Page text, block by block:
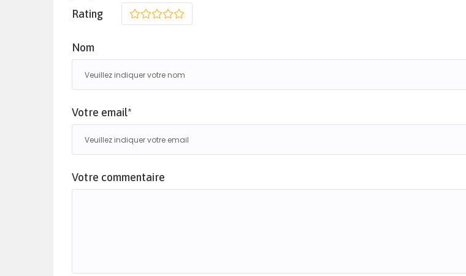
Rating 5
4
3
2
Nom
Votre email*
Votre commentaire